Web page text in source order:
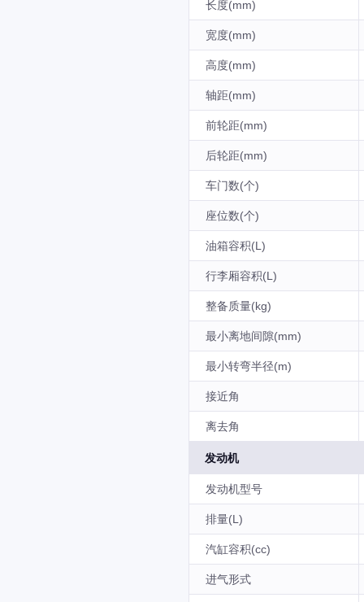
长度(mm)
宽度(mm)
高度(mm)
轴距(mm)
前轮距(mm)
后轮距(mm)
车门数(个)
座位数(个)
油箱容积(L)
行李厢容积(L)
整备质量(kg)
最小离地间隙(mm)
最小转弯半径(m)
接近角
离去角
发动机
发动机型号
排量(L)
汽缸容积(cc)
进气形式